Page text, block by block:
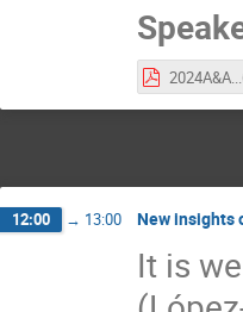
12:00 → 13:00 New insights
It is